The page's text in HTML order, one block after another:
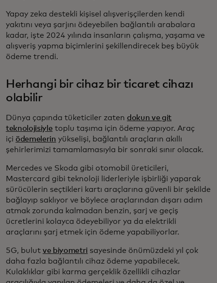
Yapay zeka destekli kişisel alışverişçilerden kendi
yakıtını veya şarjını ödeyebilen bağlantılı arabalara
kadar, işte 2024 yılında insanların çalışma, yaşama ve
alışveriş yapma biçimlerini şekillendirecek beş büyük
ödeme trendi.
Herhangi bir cihaz bir ticaret cihazı
olabilir
Dünya çapında tüketiciler zaten dokun ve git
teknolojisiyle toplu taşıma için ödeme yapıyor. Araç
içi ödemelerin yükselişi, bağlantılı araçların akıllı
şehirlerimizi tamamlamasıyla bir sonraki sınır olacak.
Mercedes ve Skoda gibi otomobil üreticileri,
Mastercard gibi teknoloji liderleriyle işbirliği yaparak
sürücülerin seçtikleri kartı araçlarına güvenli bir şekilde
bağlayıp saklıyor ve böylece araçlarından dışarı adım
atmak zorunda kalmadan benzin, şarj ve geçiş
ücretlerini kolayca ödeyebiliyor ya da elektrikli
araçlarını şarj etmek için ödeme yapabiliyorlar.
5G, bulut ve biyometri sayesinde önümüzdeki yıl çok
daha fazla bağlantılı cihaz ödeme yapabilecek.
Kulaklıklar gibi karma gerçeklik özellikli cihazlar